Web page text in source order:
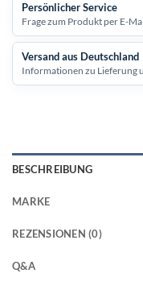
Persönlicher Service
Frage zum Produkt per E-
Versand aus Deutschland
Informationen zu Lieferung
BESCHREIBUNG
MARKE
REZENSIONEN (0)
Q&A